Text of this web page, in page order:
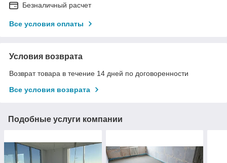
Безналичный расчет
Все условия оплаты
Условия возврата
Возврат товара в течение 14 дней по договоренности
Все условия возврата
Подобные услуги компании